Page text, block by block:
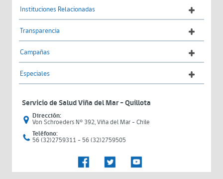
Instituciones Relacionadas
Transparencia
Campañas
Especiales
Servicio de Salud Viña del Mar – Quillota
Dirección:
Von Schroeders N° 392, Viña del Mar - Chile
Teléfono:
56 (32)2759311 - 56 (32)2759505